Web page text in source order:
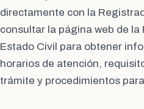
directamente con la
consultar la página web de la
Estado Civil para obtener
horarios de atención,
trámite y procedimientos